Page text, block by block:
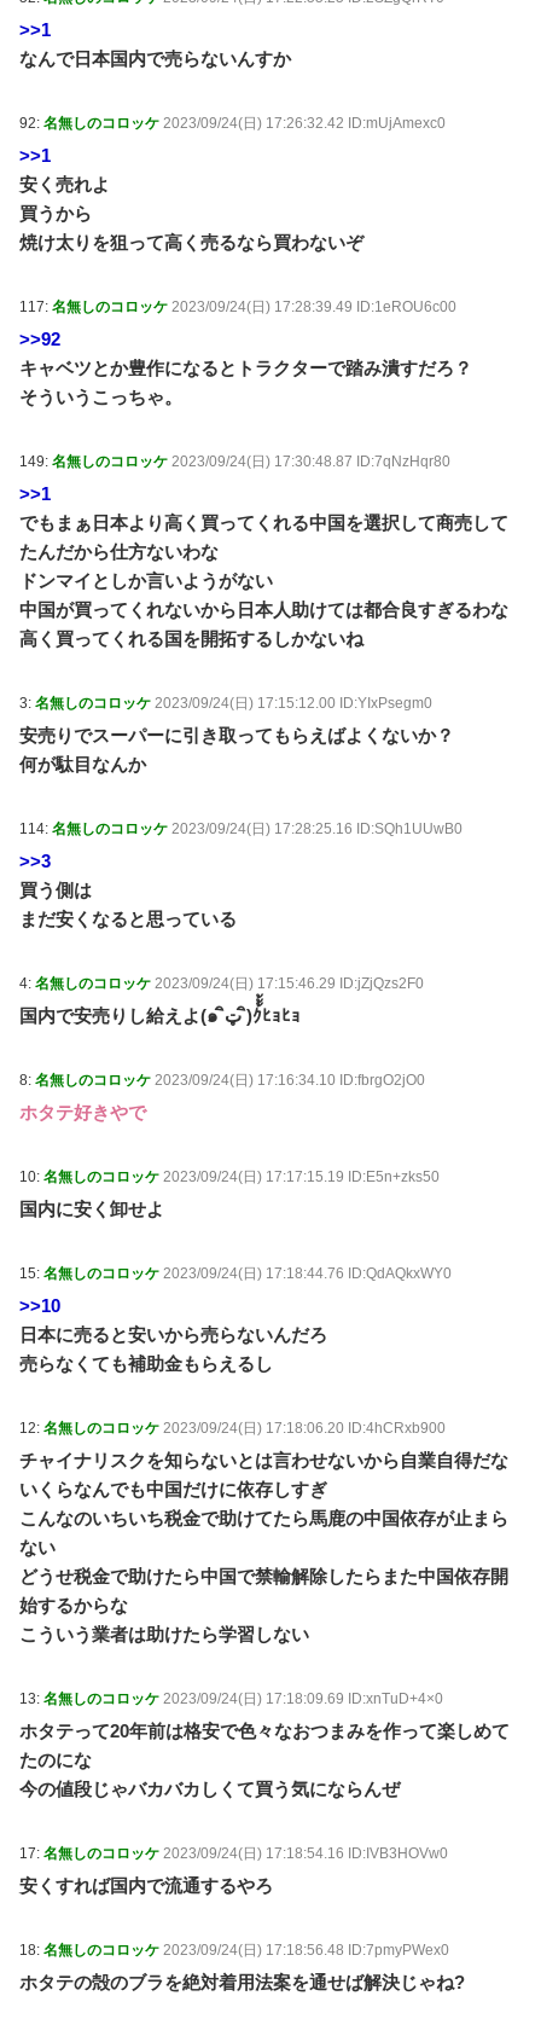
>>1
なんで日本国内で売らないんすか
92: 名無しのコロッケ 2023/09/24(日) 17:26:32.42 ID:mUjAmexc0
>>1
安く売れよ
買うから
焼け太りを狙って高く売るなら買わないぞ
117: 名無しのコロッケ 2023/09/24(日) 17:28:39.49 ID:1eROU6c00
>>92
キャベツとか豊作になるとトラクターで踏み潰すだろ？
そういうこっちゃ。
149: 名無しのコロッケ 2023/09/24(日) 17:30:48.87 ID:7qNzHqr80
>>1
でもまぁ日本より高く買ってくれる中国を選択して商売して
たんだから仕方ないわな
ドンマイとしか言いようがない
中国が買ってくれないから日本人助けては都合良すぎるわな
高く買ってくれる国を開拓するしかないね
3: 名無しのコロッケ 2023/09/24(日) 17:15:12.00 ID:YIxPsegm0
安売りでスーパーに引き取ってもらえばよくないか？
何が駄目なんか
114: 名無しのコロッケ 2023/09/24(日) 17:28:25.16 ID:SQh1UUwB0
>>3
買う側は
まだ安くなると思っている
4: 名無しのコロッケ 2023/09/24(日) 17:15:46.29 ID:jZjQzs2F0
国内で安売りし給えよ(๑ ิټ ิ)ｸ้้้ﾋｮﾋｮ
8: 名無しのコロッケ 2023/09/24(日) 17:16:34.10 ID:fbrgO2jO0
ホタテ好きやで
10: 名無しのコロッケ 2023/09/24(日) 17:17:15.19 ID:E5n+zks50
国内に安く卸せよ
15: 名無しのコロッケ 2023/09/24(日) 17:18:44.76 ID:QdAQkxWY0
>>10
日本に売ると安いから売らないんだろ
売らなくても補助金もらえるし
12: 名無しのコロッケ 2023/09/24(日) 17:18:06.20 ID:4hCRxb900
チャイナリスクを知らないとは言わせないから自業自得だな
いくらなんでも中国だけに依存しすぎ
こんなのいちいち税金で助けてたら馬鹿の中国依存が止まら
ない
どうせ税金で助けたら中国で禁輸解除したらまた中国依存開
始するからな
こういう業者は助けたら学習しない
13: 名無しのコロッケ 2023/09/24(日) 17:18:09.69 ID:xnTuD+4×0
ホタテって20年前は格安で色々なおつまみを作って楽しめて
たのにな
今の値段じゃバカバカしくて買う気にならんぜ
17: 名無しのコロッケ 2023/09/24(日) 17:18:54.16 ID:IVB3HOVw0
安くすれば国内で流通するやろ
18: 名無しのコロッケ 2023/09/24(日) 17:18:56.48 ID:7pmyPWex0
ホタテの殻のブラを絶対着用法案を通せば解決じゃね?